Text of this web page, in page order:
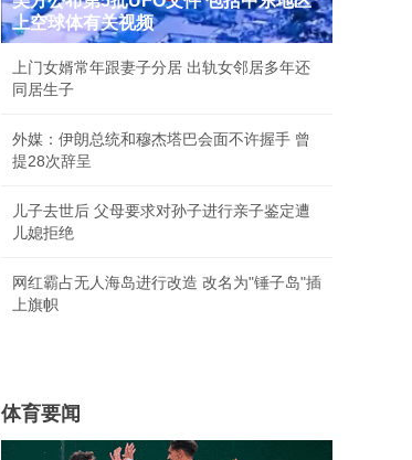
上空球体有关视频
上门女婿常年跟妻子分居 出轨女邻居多年还
同居生子
外媒：伊朗总统和穆杰塔巴会面不许握手 曾
提28次辞呈
儿子去世后 父母要求对孙子进行亲子鉴定遭
儿媳拒绝
网红霸占无人海岛进行改造 改名为"锤子岛"插
上旗帜
体育要闻